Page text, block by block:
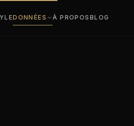
DONNÉES À PROPOS BLOG